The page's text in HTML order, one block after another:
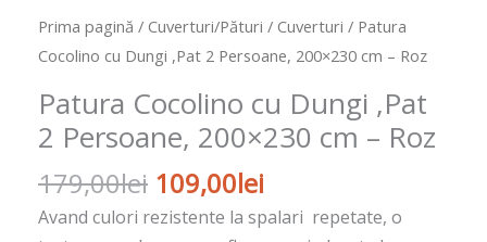
Prima pagină / Cuverturi/Pături / Cuverturi / Patura
Cocolino cu Dungi ,Pat 2 Persoane, 200×230 cm – Roz
Patura Cocolino cu Dungi ,Pat
2 Persoane, 200×230 cm – Roz
179,00lei 109,00lei
Avand culori rezistente la spalari repetate, o
-
Roz